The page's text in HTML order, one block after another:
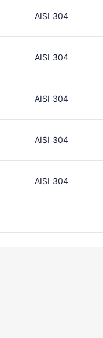
AISI 304
AISI 304
AISI 304
AISI 304
AISI 304